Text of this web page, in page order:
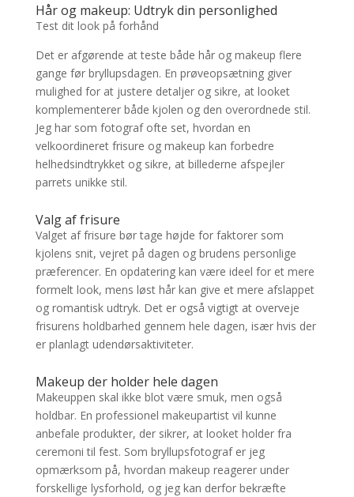
Hår og makeup: Udtryk din personlighed
Test dit look på forhånd
Det er afgørende at teste både hår og makeup flere
gange før bryllupsdagen. En prøveopsætning giver
mulighed for at justere detaljer og sikre, at looket
komplementerer både kjolen og den overordnede stil.
Jeg har som fotograf ofte set, hvordan en
velkoordineret frisure og makeup kan forbedre
helhedsindtrykket og sikre, at billederne afspejler
parrets unikke stil.
Valg af frisure
Valget af frisure bør tage højde for faktorer som
kjolens snit, vejret på dagen og brudens personlige
præferencer. En opdatering kan være ideel for et mere
formelt look, mens løst hår kan give et mere afslappet
og romantisk udtryk. Det er også vigtigt at overveje
frisurens holdbarhed gennem hele dagen, især hvis der
er planlagt udendørsaktiviteter.
Makeup der holder hele dagen
Makeuppen skal ikke blot være smuk, men også
holdbar. En professionel makeupartist vil kunne
anbefale produkter, der sikrer, at looket holder fra
ceremoni til fest. Som bryllupsfotograf er jeg
opmærksom på, hvordan makeup reagerer under
forskellige lysforhold, og jeg kan derfor bekræfte